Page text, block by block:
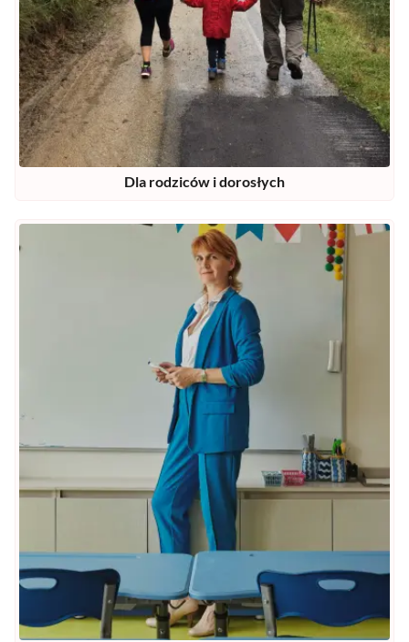
Dla rodziców i dorosłych